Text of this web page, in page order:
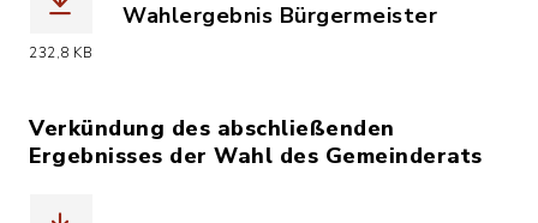
232,8 KB
Wahlergebnis Bürgermeister
Verkündung des abschließenden
Ergebnisses der Wahl des Gemeinderats